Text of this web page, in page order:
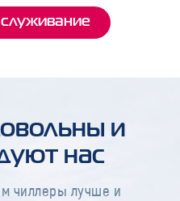
и
нас
чиллеры лучше и